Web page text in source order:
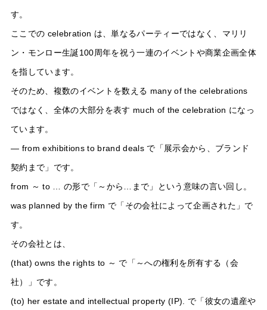
す。
ここでの celebration は、単なるパーティーではなく、マリリ
ン・モンロー生誕100周年を祝う一連のイベントや商業企画全体
を指しています。
そのため、複数のイベントを数える many of the celebrations
ではなく、全体の大部分を表す much of the celebration になっ
ています。
— from exhibitions to brand deals で「展示会から、ブランド
契約まで」です。
from ～ to … の形で「～から…まで」という意味の言い回し。
was planned by the firm で「その会社によって企画された」で
す。
その会社とは、
(that) owns the rights to ～ で「～への権利を所有する（会
社）」です。
(to) her estate and intellectual property (IP). で「彼女の遺産や